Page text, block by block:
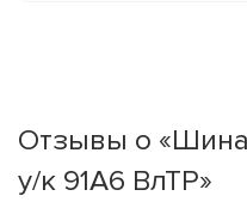
Отзывы о «Шина
у/к 91A6 ВлТР»